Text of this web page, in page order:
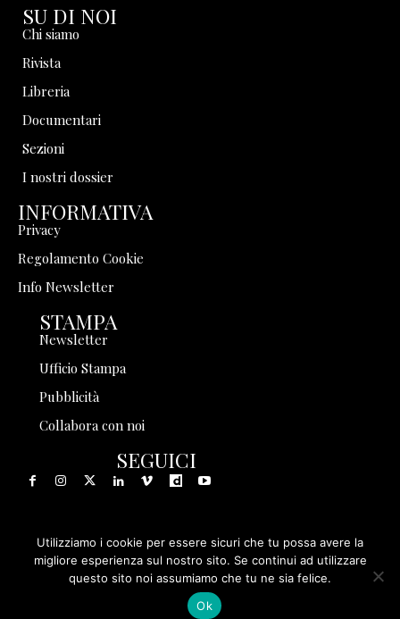
SU DI NOI
Chi siamo
Rivista
Libreria
Documentari
Sezioni
I nostri dossier
INFORMATIVA
Privacy
Regolamento Cookie
Info Newsletter
STAMPA
Newsletter
Ufficio Stampa
Pubblicità
Collabora con noi
SEGUICI
© 1999 - 2025 Storia in Rete Srl - Tutti i diritti riservati - P.
IVA 08570971005
Utilizziamo i cookie per essere sicuri che tu possa avere la
migliore esperienza sul nostro sito. Se continui ad utilizzare
questo sito noi assumiamo che tu ne sia felice.
Ok